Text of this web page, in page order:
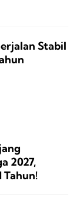
Stabil
2027,
Tahun!